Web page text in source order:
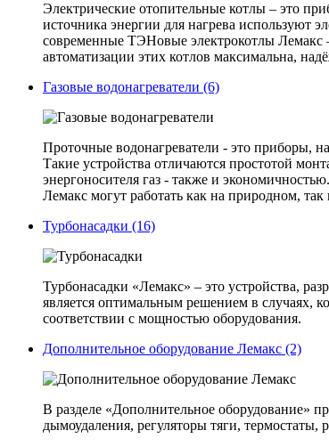
Электрические отопительные котлы – это
источника энергии для нагрева используют
современные ТЭНовые электрокотлы Лемакс
автоматизации этих котлов максимальна,
Газовые водонагреватели (6)
Проточные водонагреватели - это приборы,
Такие устройства отличаются простотой
энергоносителя газ - также и
Лемакс могут работать как на природном,
Турбонасадки (16)
Турбонасадки «Лемакс» – это устройства,
является оптимальным решением в случаях,
соответствии с мощностью оборудования.
Дополнительное оборудование Лемакс (2)
В разделе «Дополнительное оборудование»
дымоудаления, регуляторы тяги,